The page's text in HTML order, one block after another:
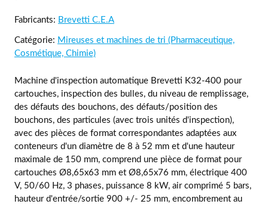
Fabricants: Brevetti C.E.A
Catégorie: Mireuses et machines de tri (Pharmaceutique,
Cosmétique, Chimie)
Machine d'inspection automatique Brevetti K32-400 pour
cartouches, inspection des bulles, du niveau de remplissage,
des défauts des bouchons, des défauts/position des
bouchons, des particules (avec trois unités d'inspection),
avec des pièces de format correspondantes adaptées aux
conteneurs d'un diamètre de 8 à 52 mm et d'une hauteur
maximale de 150 mm, comprend une pièce de format pour
cartouches Ø8,65x63 mm et Ø8,65x76 mm, électrique 400
V, 50/60 Hz, 3 phases, puissance 8 kW, air comprimé 5 bars,
hauteur d'entrée/sortie 900 +/- 25 mm, encombrement au